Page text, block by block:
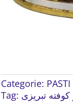
Categorie:
Tag: تبریزی